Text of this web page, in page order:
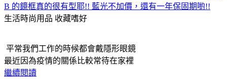
B 的鏡框真的很有型耶!! 藍光不加價，還有一年保固期喲!!
生活時尚用品 收藏嗜好
平常我們工作的時候都會戴隱形眼鏡
最近因為疫情的關係比較常待在家裡
繼續閱讀